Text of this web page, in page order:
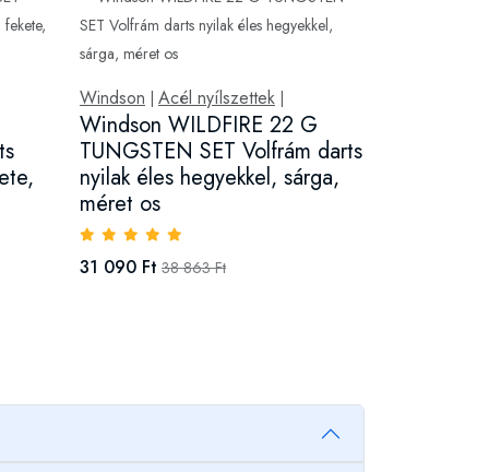
Windson Acél nyílszettek|
Windson WILDFIRE 22 G
TUNGSTEN SET Volfrám darts
nyilak éles hegyekkel, sárga,
méret os
31 090 Ft 38 863 Ft